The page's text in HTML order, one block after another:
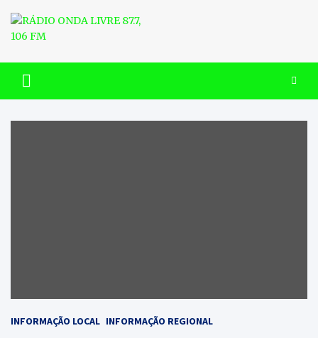
content
RÁDIO ONDA LIVRE 87.7, 106
FM
INFORMAÇÃO LOCAL INFORMAÇÃO REGIONAL